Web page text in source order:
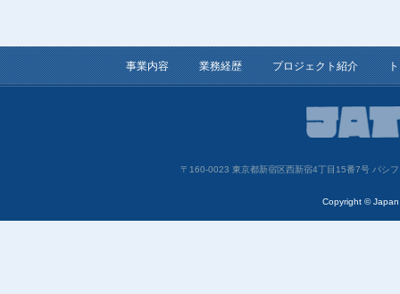
事業内容 業務経歴 プロジェクト紹介
〒160-0023 東京都新宿区西新宿4丁目15番7号 パシ
Copyright ©